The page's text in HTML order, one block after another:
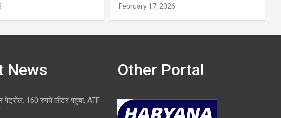
February 17, 2026
News
पेट्रोल: 160 रुपये लीटर पहुंचा, ATF
Other Portal